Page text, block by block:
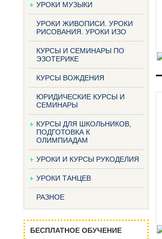
УРОКИ МУЗЫКИ
УРОКИ ЖИВОПИСИ. УРОКИ
РИСОВАНИЯ. УРОКИ ИЗО
КУРСЫ И СЕМИНАРЫ ПО
ЭЗОТЕРИКЕ
КУРСЫ ВОЖДЕНИЯ
ЮРИДИЧЕСКИЕ КУРСЫ И
СЕМИНАРЫ
КУРСЫ ДЛЯ ШКОЛЬНИКОВ,
ПОДГОТОВКА К
ОЛИМПИАДАМ
УРОКИ И КУРСЫ РУКОДЕЛИЯ
УРОКИ ТАНЦЕВ
РАЗНОЕ
БЕСПЛАТНОЕ ОБУЧЕНИЕ